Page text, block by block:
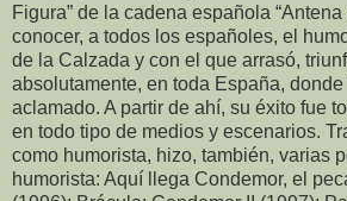
Figura” de la cadena española “Antena
conocer, a todos los españoles, el
de la Calzada y con el que arrasó,
absolutamente, en toda España,
aclamado. A partir de ahí, su éxito fue
en todo tipo de medios y escenarios.
como humorista, hizo, también, varias
humorista: Aquí llega Condemor, el